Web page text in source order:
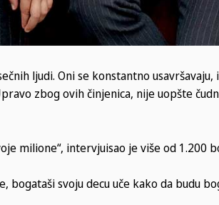
ljudi. Oni se konstantno
zbog ovih činjenica, nije uopšte
milione“, intervjuisao je više od 1.200
bogataši svoju decu uče kako da budu